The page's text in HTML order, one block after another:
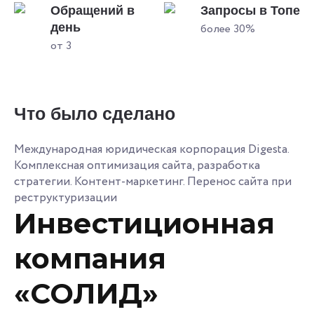
Обращений в
день
от 3
Запросы в Топе
более 30%
Что было сделано
Международная юридическая корпорация Digesta.
Комплексная оптимизация сайта, разработка
стратегии. Контент-маркетинг. Перенос сайта при
реструктуризации
Инвестиционная
компания
«СОЛИД»